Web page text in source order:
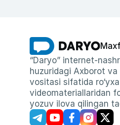
“Daryo” internet-
huzuridagi Axborot
vositasi sifatida
videomateriallaridan
yozuv ilova qilingan